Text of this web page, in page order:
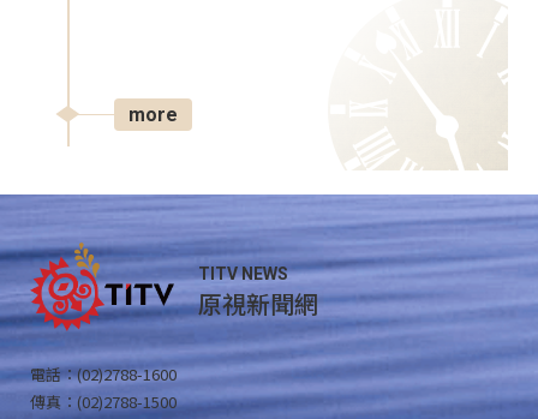
more
TITV NEWS
原視新聞網
電話：(02)2788-1600
傳真：(02)2788-1500